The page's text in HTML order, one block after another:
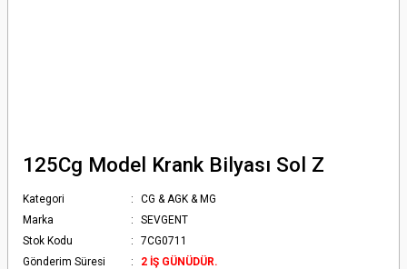
125Cg Model Krank Bilyası Sol Z
Kategori
CG & AGK & MG
Marka
SEVGENT
Stok Kodu
7CG0711
Gönderim Süresi
2 İŞ GÜNÜDÜR.